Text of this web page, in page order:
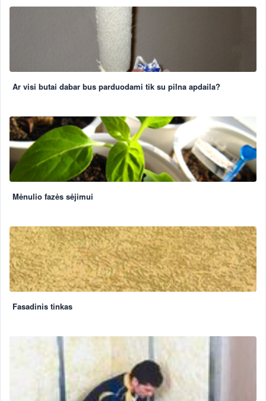
Ar visi butai dabar bus parduodami tik su pilna apdaila?
Mėnulio fazės sėjimui
Fasadinis tinkas